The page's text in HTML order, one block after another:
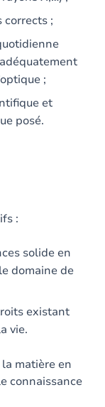
corrects ;
;
et
posé.
:
solide en
domaine de
existant
vie.
matière en
connaissance